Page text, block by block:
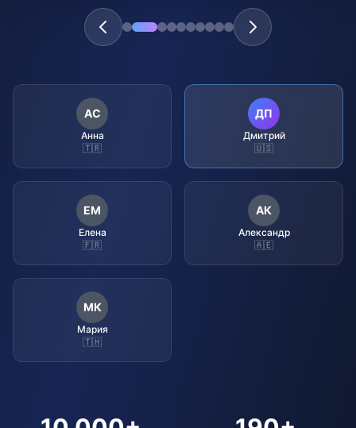
АС
Анна
🇹🇷
ДП
Дмитрий
🇺🇸
ЕМ
Елена
🇫🇷
АК
Александр
🇦🇪
МК
Мария
🇹🇭